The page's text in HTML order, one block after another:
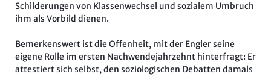
Schilderungen von Klassenwechsel und sozialem Umbruch
ihm als Vorbild dienen.
Bemerkenswert ist die Offenheit, mit der Engler seine
eigene Rolle im ersten Nachwendejahrzehnt hinterfragt: Er
attestiert sich selbst, den soziologischen Debatten damals